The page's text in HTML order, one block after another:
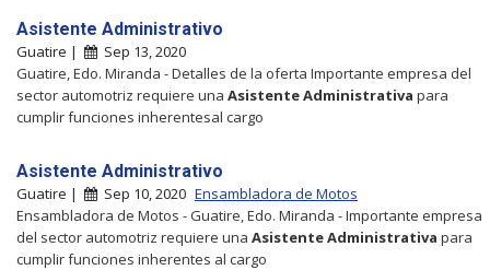
Asistente Administrativo
Guatire |
Sep 13, 2020
Guatire, Edo. Miranda - Detalles de la oferta Importante empresa del
sector automotriz requiere una AsistenteAdministrativa para
cumplir funciones inherentesal cargo
Asistente Administrativo
Guatire | Sep 10, 2020 Ensambladora de Motos
Ensambladora de Motos - Guatire, Edo. Miranda - Importante empresa
del sector automotriz requiere una AsistenteAdministrativa para
cumplir funciones inherentes al cargo